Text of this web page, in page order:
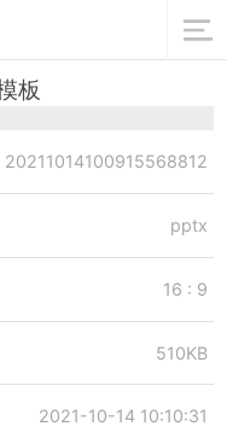
板
20211014100915568812
pptx
16 : 9
510KB
2021-10-14 10:10:31